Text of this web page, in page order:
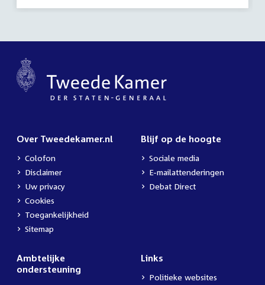
Over Tweedekamer.nl
Colofon
Disclaimer
Uw privacy
Cookies
Toegankelijkheid
Sitemap
Blijf op de hoogte
Sociale media
E-mailattenderingen
Debat Direct
Ambtelijke
ondersteuning
Links
Politieke websites